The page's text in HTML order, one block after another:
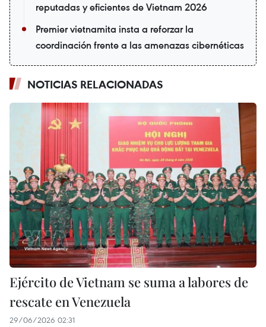
reputadas y eficientes de Vietnam 2026
Premier vietnamita insta a reforzar la
coordinación frente a las amenazas cibernéticas
NOTICIAS RELACIONADAS
Ejército de Vietnam se suma a labores de
rescate en Venezuela
29/06/2026 02:31